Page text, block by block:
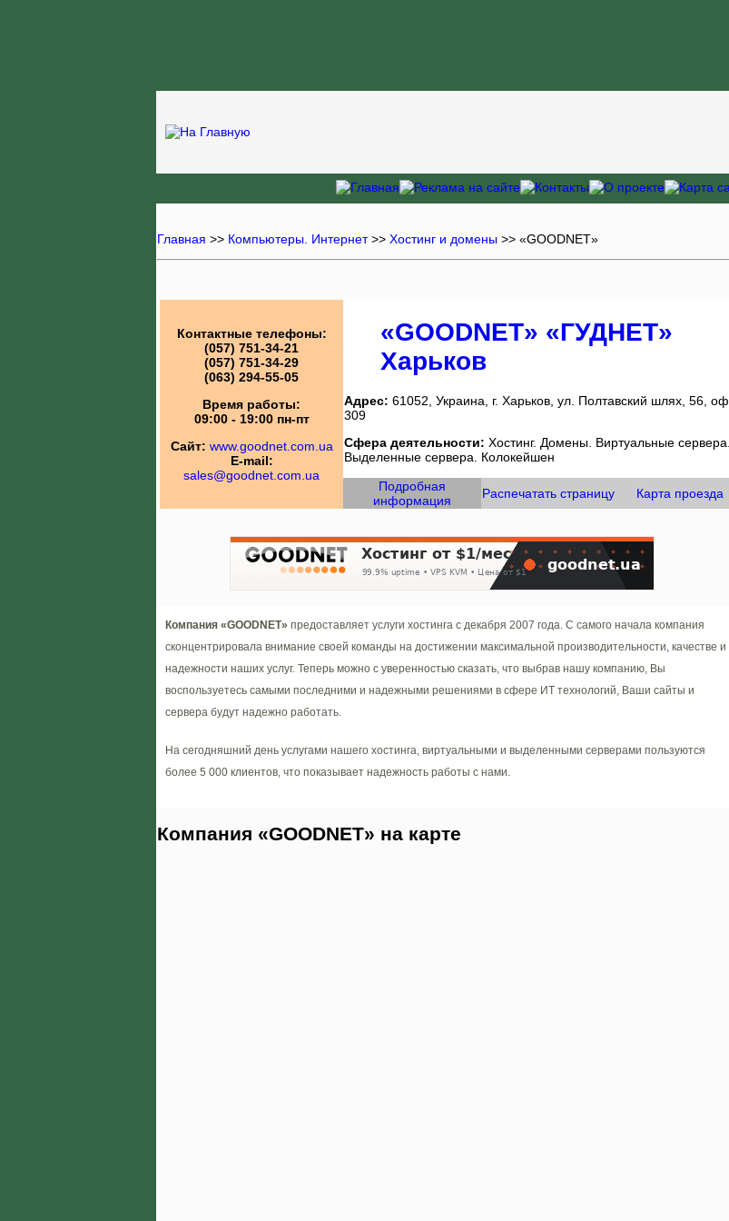
Главная >> Компьютеры. Интернет>> Хостинг и домены >> «GOODNET»
Контактные телефоны:
(057) 751-34-21
(057) 751-34-29
(063) 294-55-05
Время работы:
09:00 - 19:00 пн-пт
Сайт: www.goodnet.com.ua
E-mail:
sales@goodnet.com.ua
«GOODNET» «ГУДНЕТ»
Харьков
Адрес: 61052, Украина, г. Харьков, ул. Полтавский шлях, 56, оф.
309
Сфера деятельности: Хостинг. Домены. Виртуальные сервера.
Выделенные сервера. Колокейшен
Подробная
информация
Распечатать страницу Карта проезда
Компания «GOODNET» предоставляет услуги хостинга с декабря 2007 года. С самого начала компания
сконцентрировала внимание своей команды на достижении максимальной производительности, качестве и
надежности наших услуг. Теперь можно с уверенностью сказать, что выбрав нашу компанию, Вы
воспользуетесь самыми последними и надежными решениями в сфере ИТ технологий, Ваши сайты и
сервера будут надежно работать.
На сегодняшний день услугами нашего хостинга, виртуальными и выделенными серверами пользуются
более 5 000 клиентов, что показывает надежность работы с нами.
Компания «GOODNET» на карте